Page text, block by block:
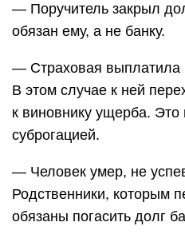
— Поручитель закрыл
обязан ему, а не банку.
— Страховая выплатила
В этом случае к ней
к виновнику ущерба. Это
суброгацией.
— Человек умер, не
Родственники, которым
обязаны погасить долг